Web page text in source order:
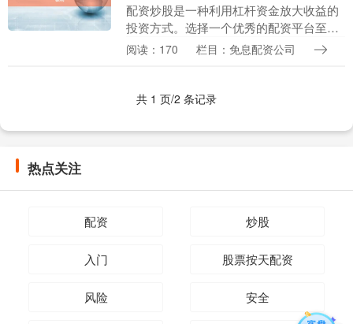
配资炒股是一种利用杠杆资金放大收益的
投资方式。选择一个优秀的配资平台至关
重要建阳市股票配资，它将直接影响您的
阅读：170 栏目：免息配资公司
共 1 页/2 条记录
热点关注
配资 炒股
入门 股票按天配资
风险 安全